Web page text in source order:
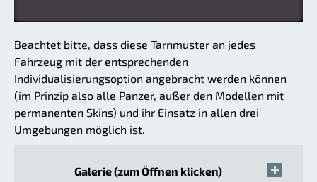
Beachtet bitte, dass diese Tarnmuster an jedes
Fahrzeug mit der entsprechenden
Individualisierungsoption angebracht werden können
(im Prinzip also alle Panzer, außer den Modellen mit
permanenten Skins) und ihr Einsatz in allen drei
Umgebungen möglich ist.
Galerie (zum Öffnen klicken)